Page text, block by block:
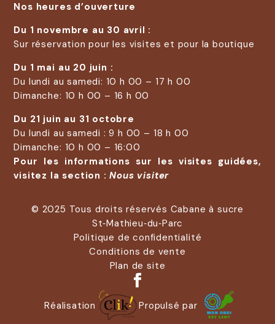
Nos heures d’ouverture
Du 1 novembre au 30 avril :
Sur réservation pour les visites et pour la boutique
Du 1 mai au 20 juin :
Du lundi au samedi: 10 h 00 – 17 h 00
Dimanche: 10 h 00 – 16 h 00
Du 21 juin au 31 octobre
Du lundi au samedi : 9 h 00 – 18 h 00
Dimanche: 10 h 00 – 16:00
Pour les informations sur les visites guidées,
visitez la section :Nous visiter
© 2025 Tous droits réservés Cabane à sucre
St‑Mathieu‑du‑Parc
Politique de confidentialité
Conditions de vente
Plan de site
Réalisation Propulsé par